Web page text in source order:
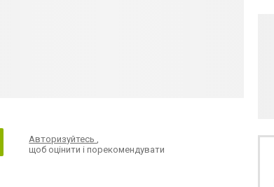
Авторизуйтесь
щоб оцінити і порекомендувати